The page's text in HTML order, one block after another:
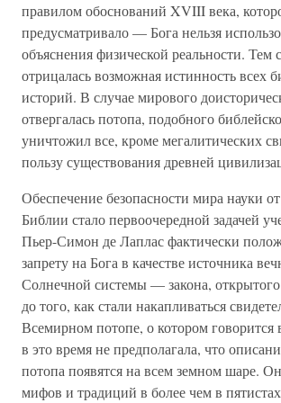
правилом обоснований XVIII века,
предусматривало — Бога нельзя
объяснения физической реальности. Тем
отрицалась возможная истинность всех
историй. В случае мирового
отвергалась потопа, подобного
уничтожил все, кроме мегалитических
пользу существования древней
Обеспечение безопасности мира науки
Библии стало первоочередной задачей
Пьер-Симон де Лаплас фактически
запрету на Бога в качестве источника
Солнечной системы — закона,
до того, как стали накапливаться
Всемирном потопе, о котором говорится
в это время не предполагала, что
потопа появятся на всем земном шаре.
мифов и традиций в более чем в